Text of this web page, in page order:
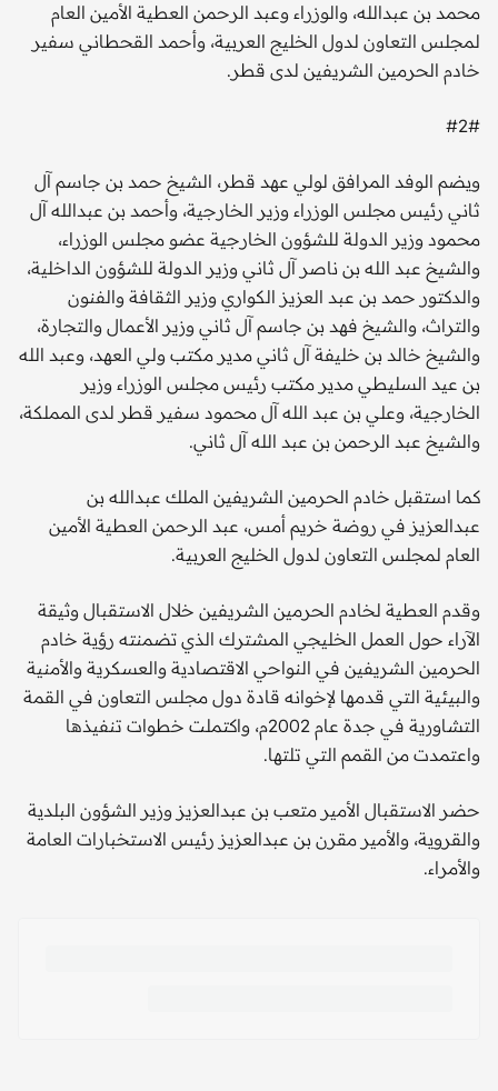
محمد بن عبدالله، والوزراء وعبد الرحمن العطية الأمين العام
لمجلس التعاون لدول الخليج العربية، وأحمد القحطاني سفير
خادم الحرمين الشريفين لدى قطر.
#2#
ويضم الوفد المرافق لولي عهد قطر، الشيخ حمد بن جاسم آل
ثاني رئيس مجلس الوزراء وزير الخارجية، وأحمد بن عبدالله آل
محمود وزير الدولة للشؤون الخارجية عضو مجلس الوزراء،
والشيخ عبد الله بن ناصر آل ثاني وزير الدولة للشؤون الداخلية،
والدكتور حمد بن عبد العزيز الكواري وزير الثقافة والفنون
والتراث، والشيخ فهد بن جاسم آل ثاني وزير الأعمال والتجارة،
والشيخ خالد بن خليفة آل ثاني مدير مكتب ولي العهد، وعبد الله
بن عيد السليطي مدير مكتب رئيس مجلس الوزراء وزير
الخارجية، وعلي بن عبد الله آل محمود سفير قطر لدى المملكة،
والشيخ عبد الرحمن بن عبد الله آل ثاني.
كما استقبل خادم الحرمين الشريفين الملك عبدالله بن
عبدالعزيز في روضة خريم أمس، عبد الرحمن العطية الأمين
العام لمجلس التعاون لدول الخليج العربية.
وقدم العطية لخادم الحرمين الشريفين خلال الاستقبال وثيقة
الآراء حول العمل الخليجي المشترك الذي تضمنته رؤية خادم
الحرمين الشريفين في النواحي الاقتصادية والعسكرية والأمنية
والبيئية التي قدمها لإخوانه قادة دول مجلس التعاون في القمة
التشاورية في جدة عام 2002م، واكتملت خطوات تنفيذها
واعتمدت من القمم التي تلتها.
حضر الاستقبال الأمير متعب بن عبدالعزيز وزير الشؤون البلدية
والقروية، والأمير مقرن بن عبدالعزيز رئيس الاستخبارات العامة
والأمراء.